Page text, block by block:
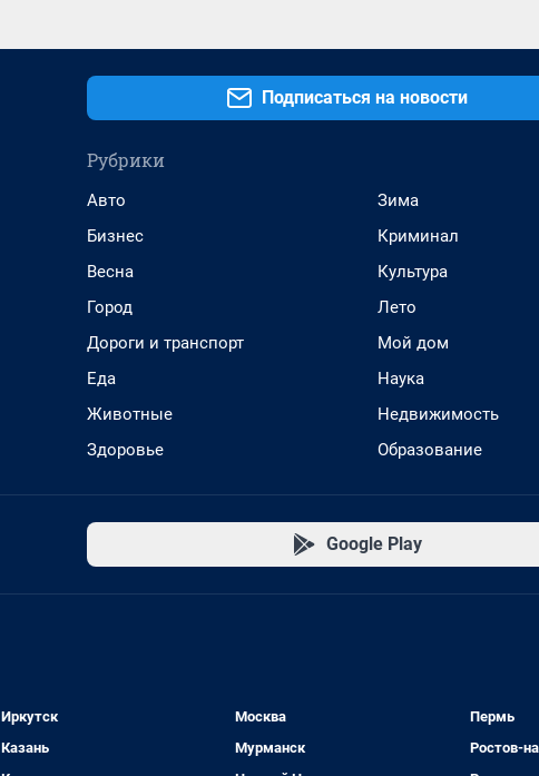
Подписаться на новости
Рубрики
Авто
Бизнес
Весна
Город
Дороги и транспорт
Еда
Животные
Здоровье
Зима
Криминал
Культура
Лето
Мой дом
Наука
Недвижимость
Образование
Google Play
Иркутск
Казань
Москва
Мурманск
Пермь
Ростов-